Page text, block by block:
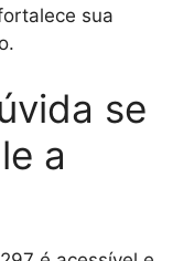
sua
se
a